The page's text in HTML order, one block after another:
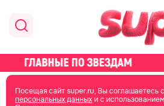
Посещая сайт super.ru, Вы соглашаетесь с
персональных данныхи с
главная новости о звездах